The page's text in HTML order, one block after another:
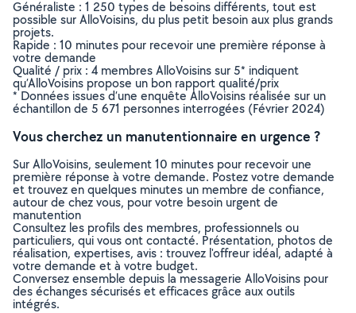
Généraliste : 1 250 types de besoins différents, tout est
possible sur AlloVoisins, du plus petit besoin aux plus grands
projets.
Rapide : 10 minutes pour recevoir une première réponse à
votre demande
Qualité / prix : 4 membres AlloVoisins sur 5* indiquent
qu’AlloVoisins propose un bon rapport qualité/prix
* Données issues d’une enquête AlloVoisins réalisée sur un
échantillon de 5 671 personnes interrogées (Février 2024)
Vous cherchez un manutentionnaire en urgence ?
Sur AlloVoisins, seulement 10 minutes pour recevoir une
première réponse à votre demande. Postez votre demande
et trouvez en quelques minutes un membre de confiance,
autour de chez vous, pour votre besoin urgent de
manutention
Consultez les profils des membres, professionnels ou
particuliers, qui vous ont contacté. Présentation, photos de
réalisation, expertises, avis : trouvez l'offreur idéal, adapté à
votre demande et à votre budget.
Conversez ensemble depuis la messagerie AlloVoisins pour
des échanges sécurisés et efficaces grâce aux outils
intégrés.